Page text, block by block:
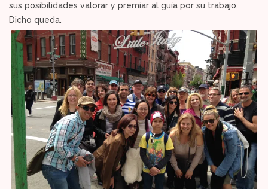
sus posibilidades valorar y premiar al guía por su trabajo.
Dicho queda.